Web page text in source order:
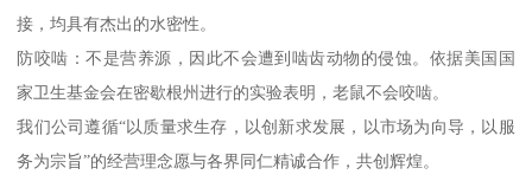
接，均具有杰出的水密性。
防咬啮：不是营养源，因此不会遭到啮齿动物的侵蚀。依据美国国
家卫生基金会在密歇根州进行的实验表明，老鼠不会咬啮。
我们公司遵循“以质量求生存，以创新求发展，以市场为向导，以服
务为宗旨”的经营理念愿与各界同仁精诚合作，共创辉煌。